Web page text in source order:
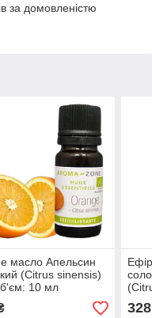
за домовленістю
масло Апельсин
(Citrus sinensis)
10 мл
мл
328